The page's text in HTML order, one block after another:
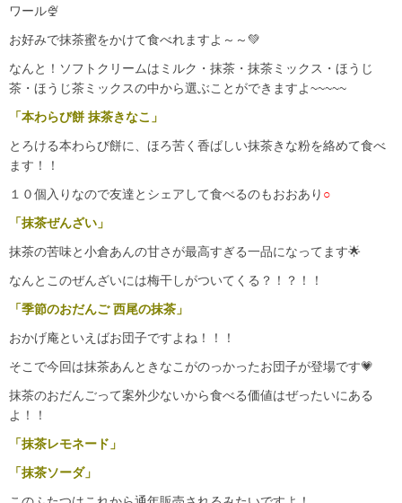
ワール🍨
お好みで抹茶蜜をかけて食べれますよ～～💚
なんと！ソフトクリームはミルク・抹茶・抹茶ミックス・ほうじ
茶・ほうじ茶ミックスの中から選ぶことができますよ~~~~~
「本わらび餅 抹茶きなこ」
とろける本わらび餅に、ほろ苦く香ばしい抹茶きな粉を絡めて食べ
ます！！
１０個入りなので友達とシェアして食べるのもおおあり ○
「抹茶ぜんざい」
抹茶の苦味と小倉あんの甘さが最高すぎる一品になってます🌟
なんとこのぜんざいには梅干しがついてくる？！？！！
「季節のおだんご 西尾の抹茶」
おかげ庵といえばお団子ですよね！！！
そこで今回は抹茶あんときなこがのっかったお団子が登場です💗
抹茶のおだんごって案外少ないから食べる価値はぜったいにある
よ！！
「抹茶レモネード」
「抹茶ソーダ」